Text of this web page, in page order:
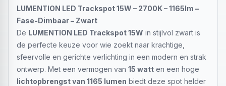
LUMENTION LED Trackspot 15W – 2700K – 1165lm –
Fase-Dimbaar – Zwart
De LUMENTION LED Trackspot 15W in stijlvol zwart is
de perfecte keuze voor wie zoekt naar krachtige,
sfeervolle en gerichte verlichting in een modern en strak
ontwerp. Met een vermogen van 15 watt en een hoge
lichtopbrengst van 1165 lumen biedt deze spot helder